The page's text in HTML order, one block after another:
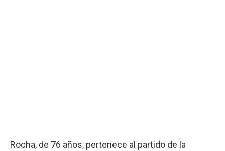
Rocha, de 76 años, pertenece al partido de la